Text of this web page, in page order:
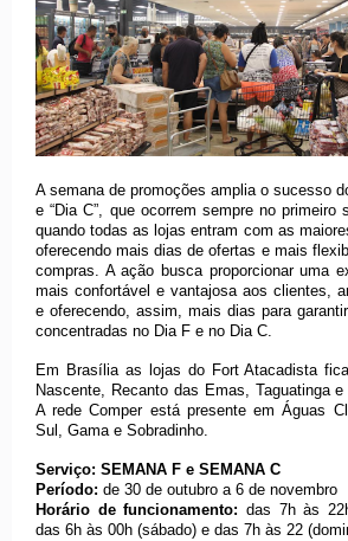
A semana de promoções amplia o sucesso
e “Dia C”, que ocorrem sempre no primeiro
quando todas as lojas entram com as
oferecendo mais dias de ofertas e mais
compras. A ação busca proporcionar uma
mais confortável e vantajosa aos clientes,
e oferecendo, assim, mais dias para
concentradas no Dia F e no Dia C.
Em Brasília as lojas do Fort Atacadista
Nascente, Recanto das Emas, Taguatinga
A rede Comper está presente em Águas
Sul, Gama e Sobradinho.
Serviço: SEMANA F e SEMANA C
Período: de 30 de outubro a 6 de novembro
Horário de funcionamento: das 7h às
das 6h às 00h (sábado) e das 7h às 22